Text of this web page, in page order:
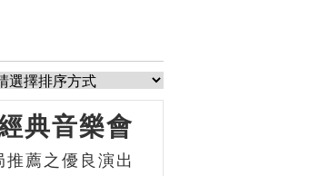
典音樂會
薦之優良演出